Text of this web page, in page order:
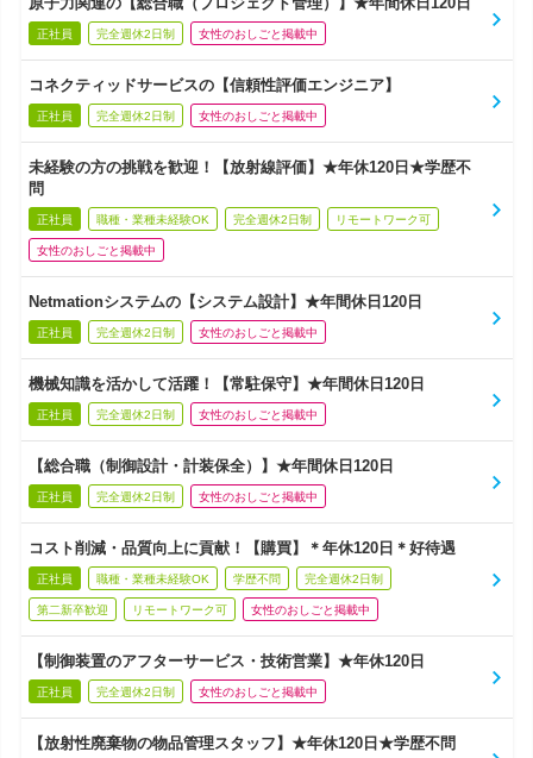
正社員 完全週休2日制 女性のおしごと掲載中
コネクティッドサービスの【信頼性評価エンジニア】
正社員 完全週休2日制 女性のおしごと掲載中
未経験の方の挑戦を歓迎！【放射線評価】★年休120日★学歴不
問
正社員 職種・業種未経験OK 完全週休2日制 リモートワーク可
女性のおしごと掲載中
Netmationシステムの【システム設計】★年間休日120日
正社員 完全週休2日制 女性のおしごと掲載中
機械知識を活かして活躍！【常駐保守】★年間休日120日
正社員 完全週休2日制 女性のおしごと掲載中
【総合職（制御設計・計装保全）】★年間休日120日
正社員 完全週休2日制 女性のおしごと掲載中
コスト削減・品質向上に貢献！【購買】＊年休120日＊好待遇
正社員 職種・業種未経験OK 学歴不問 完全週休2日制
第二新卒歓迎 リモートワーク可 女性のおしごと掲載中
【制御装置のアフターサービス・技術営業】★年休120日
正社員 完全週休2日制 女性のおしごと掲載中
【放射性廃棄物の物品管理スタッフ】★年休120日★学歴不問